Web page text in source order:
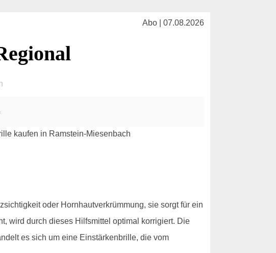
Abo | 07.08.2026
oder Hornhautverkrümmung, sie sorgt für ein
wird durch dieses Hilfsmittel optimal korrigiert. Die
es sich um eine Einstärkenbrille, die vom